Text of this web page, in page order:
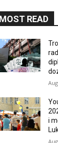
READ
i